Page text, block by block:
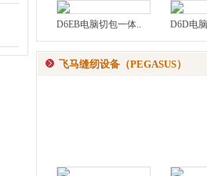
D6EB电脑切包一体.. D6D电
飞马缝纫设备（PEGASUS）